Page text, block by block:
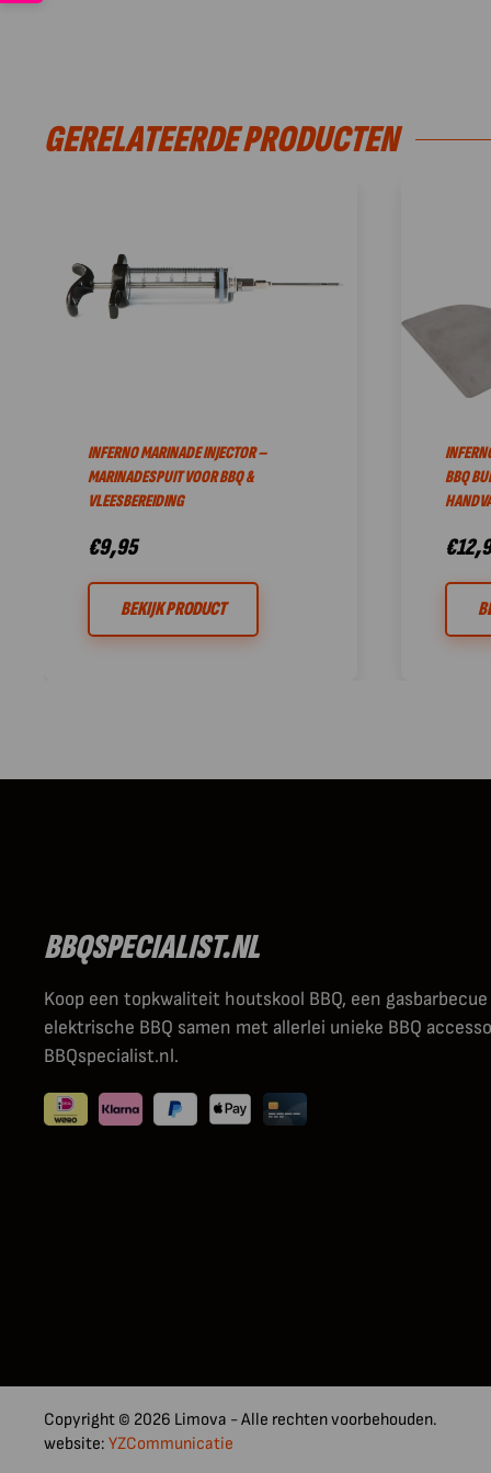
GERELATEERDE PRODUCTEN
INFERNO MARINADE INJECTOR –
MARINADESPUIT VOOR BBQ &
VLEESBEREIDING
€9,95
BEKIJK PRODUCT
BBQ
€
BBQSPECIALIST.NL
Koop een topkwaliteit houtskool BBQ, een
elektrische BBQ samen met allerlei unieke BBQ
BBQspecialist.nl.
Copyright © 2026 Limova - Alle rechten voorbehouden.
website: YZCommunicatie